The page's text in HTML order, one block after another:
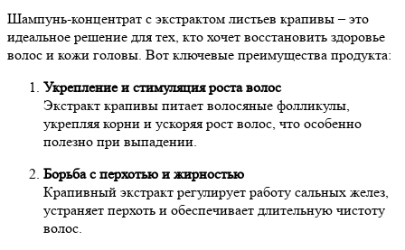
Шампунь-концентрат с экстрактом листьев крапивы – это
идеальное решение для тех, кто хочет восстановить здоровье
волос и кожи головы. Вот ключевые преимущества продукта:
Укрепление и стимуляция роста волос
Экстракт крапивы питает волосяные фолликулы,
укрепляя корни и ускоряя рост волос, что особенно
полезно при выпадении.
Борьба с перхотью и жирностью
Крапивный экстракт регулирует работу сальных желез,
устраняет перхоть и обеспечивает длительную чистоту
волос.